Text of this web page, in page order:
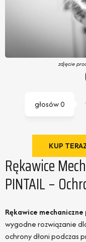
zdjęcie
głosów0
KUP
Rękawice
PINTAIL –
Rękawice mechaniczne
wygodne rozwiązanie
ochrony dłoni podczas